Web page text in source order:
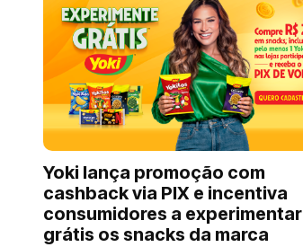
Yoki lança promoção com
cashback via PIX e incentiva
consumidores a experimentar
grátis os snacks da marca